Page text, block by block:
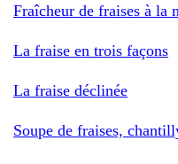
Fraîcheur de fraises à la
La fraise en trois façons
La fraise déclinée
Soupe de fraises,